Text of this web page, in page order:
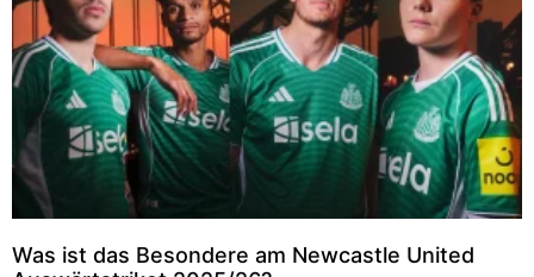
Was ist das Besondere am Newcastle United